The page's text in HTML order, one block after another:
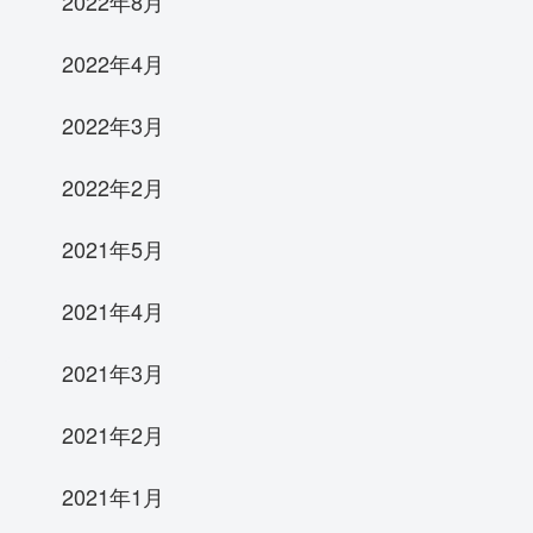
2022年4月
2022年3月
2022年2月
2021年5月
2021年4月
2021年3月
2021年2月
2021年1月